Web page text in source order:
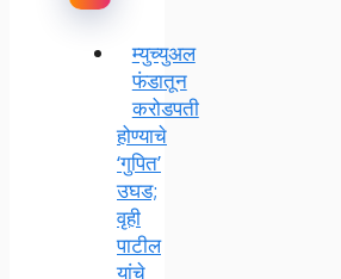
म्युच्युअल
फंडातून
करोडपती
होण्याचे
‘गुपित’
उघड;
वृही
पाटील
यांचे